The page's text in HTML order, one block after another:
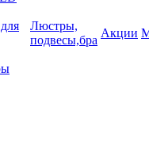
Люстры,
подвесы,бра
Акции